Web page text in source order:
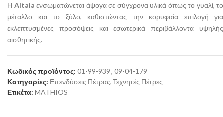
Η Altaia ενσωματώνεται άψογα σε σύγχρονα υλικά όπως το γυαλί, το
μέταλλο και το ξύλο, καθιστώντας την κορυφαία επιλογή για
εκλεπτυσμένες προσόψεις και εσωτερικά περιβάλλοντα υψηλής
αισθητικής.
Κωδικός προϊόντος: 01-99-939 , 09-04-179
Κατηγορίες: Επενδύσεις Πέτρας, Τεχνητές Πέτρες
Ετικέτα: MATHIOS